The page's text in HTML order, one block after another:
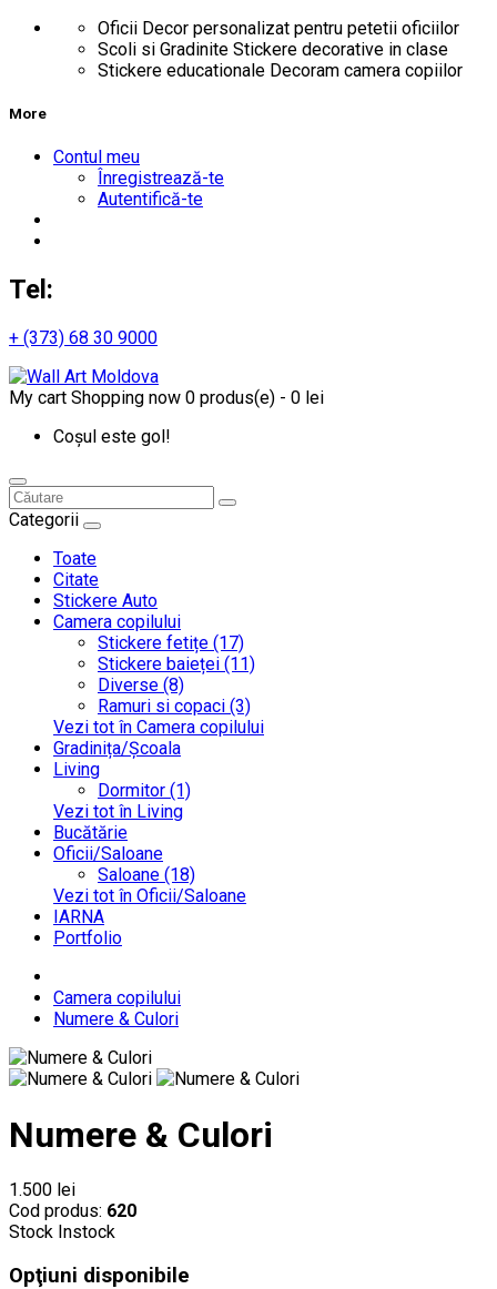
Oficii Decor personalizat pentru petetii oficiilor
Scoli si Gradinite Stickere decorative in clase
Stickere educationale Decoram camera copiilor
More
Contul meu
Înregistrează-te
Autentifică-te
Tel:
+ (373) 68 30 9000
My cart Shopping now 0 produs(e) - 0 lei
Coșul este gol!
Categorii
Toate
Citate
Stickere Auto
Camera copilului
Stickere fetițe (17)
Stickere baieței (11)
Diverse (8)
Ramuri si copaci (3)
Vezi tot în Camera copilului
Gradinița/Școala
Living
Dormitor (1)
Vezi tot în Living
Bucătărie
Oficii/Saloane
Saloane (18)
Vezi tot în Oficii/Saloane
IARNA
Portfolio
Camera copilului
Numere & Culori
Numere & Culori
1.500 lei
Cod produs: 620
Stock Instock
Opţiuni disponibile